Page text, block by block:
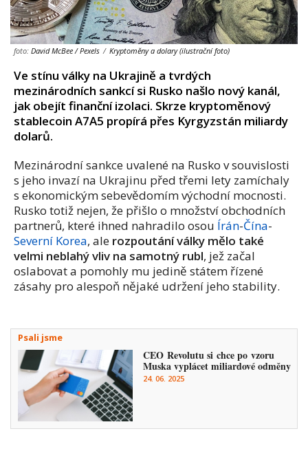
foto: David McBee / Pexels / Kryptoměny a dolary (ilustrační foto)
Ve stínu války na Ukrajině a tvrdých
mezinárodních sankcí si Rusko našlo nový kanál,
jak obejít finanční izolaci. Skrze kryptoměnový
stablecoin A7A5 propírá přes Kyrgyzstán miliardy
dolarů.
Mezinárodní sankce uvalené na Rusko v souvislosti
s jeho invazí na Ukrajinu před třemi lety zamíchaly
s ekonomickým sebevědomím východní mocnosti.
Rusko totiž nejen, že přišlo o množství obchodních
partnerů, které ihned nahradilo osou Írán-Čína-
Severní Korea, ale rozpoutání války mělo také
velmi neblahý vliv na samotný rubl, jež začal
oslabovat a pomohly mu jedině státem řízené
zásahy pro alespoň nějaké udržení jeho stability.
Psali jsme
CEO Revolutu si chce po vzoru
Muska vyplácet miliardové odměny
24. 06. 2025